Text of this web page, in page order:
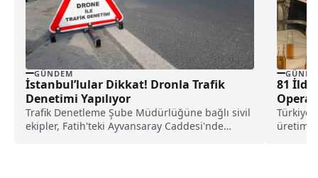
GÜNDEM
İstanbul’lular Dikkat! Dronla Trafik
Denetimi Yapılıyor
Trafik Denetleme Şube Müdürlüğüne bağlı sivil
ekipler, Fatih'teki Ayvansaray Caddesi'nde
81 İlde
Alındı
Türkiye